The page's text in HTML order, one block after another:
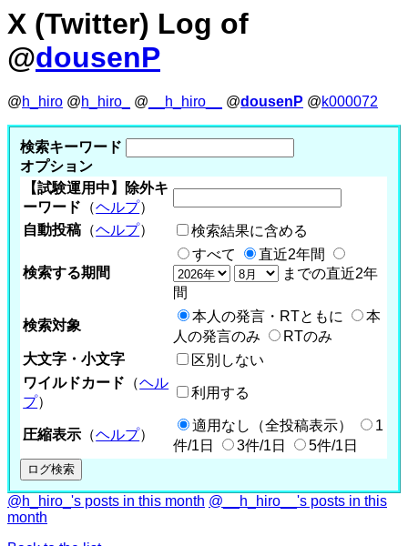
X (Twitter) Log of
@dousenP
@h_hiro @h_hiro_ @ __h_hiro__ @dousenP @k000072
検索キーワード
オプション
【試験運用中】除外キ
ーワード （ヘルプ）
自動投稿 （ヘルプ） 検索結果に含める
検索する期間
すべて
直近2年間
までの直近2年
間
検索対象
本人の発言・RTともに
本
人の発言のみ
RTのみ
大文字・小文字
区別しない
ワイルドカード （ヘル
プ）
利用する
圧縮表示 （ヘルプ）
適用なし（全投稿表示）
1
件/1日
3件/1日 5件/1日
@h_hiro_'s posts in this month @__h_hiro__'s posts in this
month